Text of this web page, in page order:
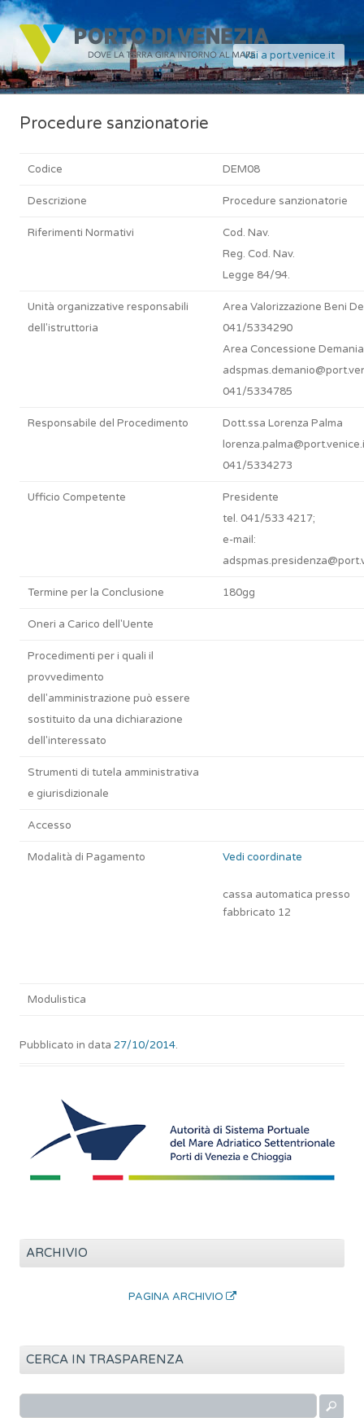
Vai a port.venice.it
Procedure sanzionatorie
Codice DEM08
Descrizione Procedure sanzionatorie
Riferimenti Normativi
Cod. Nav.
Reg. Cod. Nav.
Legge 84/94.
Unità organizzative responsabili
dell'istruttoria
Area Valorizzazione Beni
041/5334290
Area Concessione
041/5334785
Responsabile del Procedimento
Dott.ssa Lorenza Palma
041/5334273
Ufficio Competente
Presidente
tel. 041/533 4217;
e-mail:
Termine per la Conclusione 180gg
Oneri a Carico dell'Uente
Procedimenti per i quali il
provvedimento
dell'amministrazione può essere
sostituito da una dichiarazione
dell'interessato
Strumenti di tutela amministrativa
e giurisdizionale
Accesso
Modalità di Pagamento Vedi coordinate
cassa automatica presso
fabbricato 12
Modulistica
Pubblicato in data 27/10/2014.
ARCHIVIO
PAGINA ARCHIVIO
CERCA IN TRASPARENZA